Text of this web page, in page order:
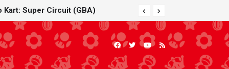
Kart: Super Circuit (GBA)